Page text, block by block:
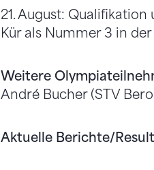
21. August:
Kür als Nummer 3 in
Weitere
André Bucher (STV
Aktuelle Berichte/